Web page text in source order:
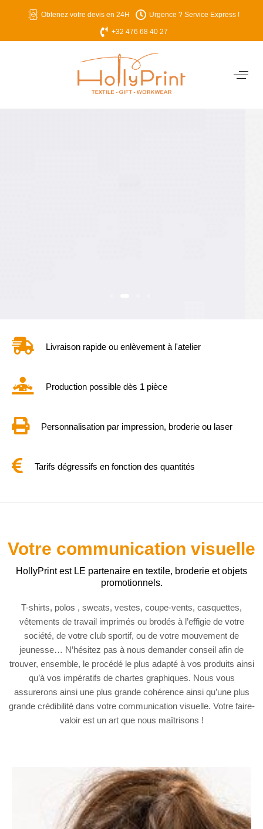
Obtenez votre devis en 24H Urgence ? Service Express !
+32 476 68 40 27
Livraison rapide ou enlèvement à l'atelier
Production possible dès 1 pièce
Personnalisation par impression, broderie ou laser
Tarifs dégressifs en fonction des quantités
Votre communication visuelle
HollyPrint est LE partenaire en textile, broderie et objets
promotionnels.
T-shirts, polos , sweats, vestes, coupe-vents, casquettes,
vêtements de travail imprimés ou brodés à l’effigie de votre
société, de votre club sportif, ou de votre mouvement de
jeunesse… N’hésitez pas à nous demander conseil afin de
trouver, ensemble, le procédé le plus adapté à vos produits ainsi
qu’à vos impératifs de chartes graphiques. Nous vous
assurerons ainsi une plus grande cohérence ainsi qu’une plus
grande crédibilité dans votre communication visuelle. Votre faire-
valoir est un art que nous maîtrisons !